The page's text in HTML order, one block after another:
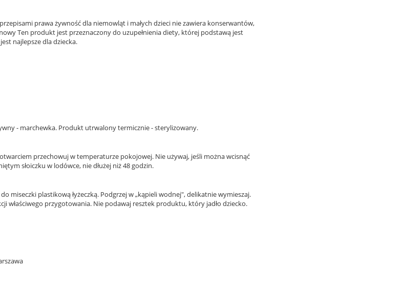
prawa żywność dla niemowląt i małych dzieci nie zawiera konserwantów,
Ten produkt jest przeznaczony do uzupełnienia diety, której podstawą jest
najlepsze dla dziecka.
- marchewka. Produkt utrwalony termicznie - sterylizowany.
przechowuj w temperaturze pokojowej. Nie używaj, jeśli można wcisnąć
słoiczku w lodówce, nie dłużej niż 48 godzin.
miseczki plastikową łyżeczką. Podgrzej w „kąpieli wodnej", delikatnie wymieszaj.
właściwego przygotowania. Nie podawaj resztek produktu, który jadło dziecko.